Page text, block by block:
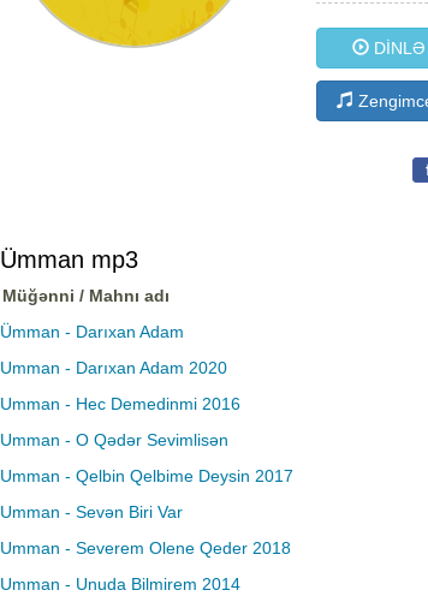
DİNLƏ
Ümman mp3
Müğənni / Mahnı adı
Ümman - Darıxan Adam
Umman - Darıxan Adam 2020
Umman - Hec Demedinmi 2016
Umman - O Qədər Sevimlisən
Umman - Qelbin Qelbime Deysin 2017
Umman - Sevən Biri Var
Umman - Severem Olene Qeder 2018
Umman - Unuda Bilmirem 2014